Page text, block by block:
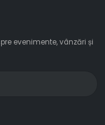
evenimente, vânzări și